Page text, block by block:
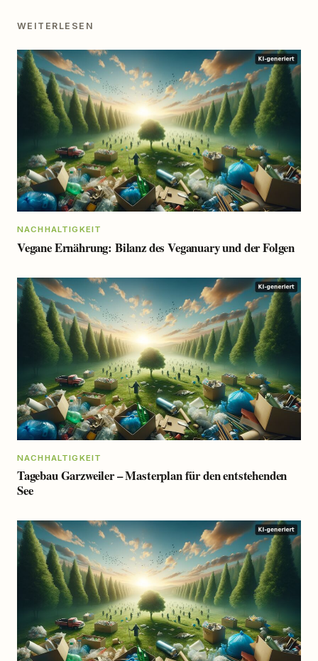
WEITERLESEN
NACHHALTIGKEIT
Vegane Ernährung: Bilanz des Veganuary und der Folgen
NACHHALTIGKEIT
Tagebau Garzweiler – Masterplan für den entstehenden
See